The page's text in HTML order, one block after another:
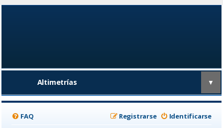
Altimetrías ▼
FAQ Identificarse
Registrarse